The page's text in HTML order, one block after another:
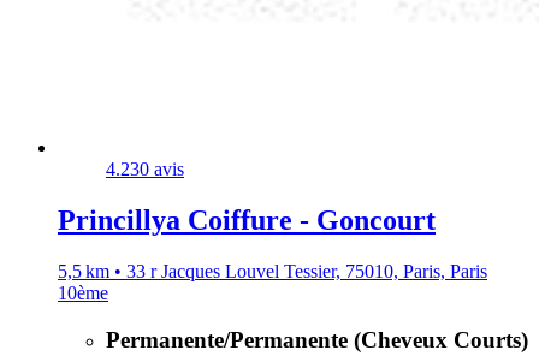
4.230 avis
Princillya Coiffure - Goncourt
5,5 km • 33 r Jacques Louvel Tessier, 75010, Paris, Paris
10ème
Permanente/Permanente (Cheveux Courts)